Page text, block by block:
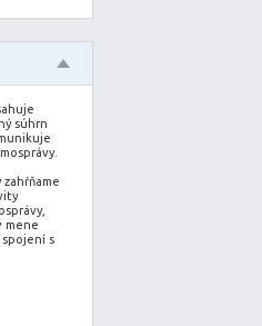
súhrn
mene
spojení s